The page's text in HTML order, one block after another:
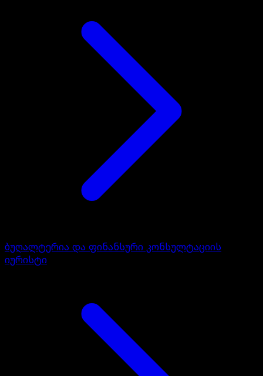
ბუღალტერია და ფინანსური კონსულტაციის
იურისტი